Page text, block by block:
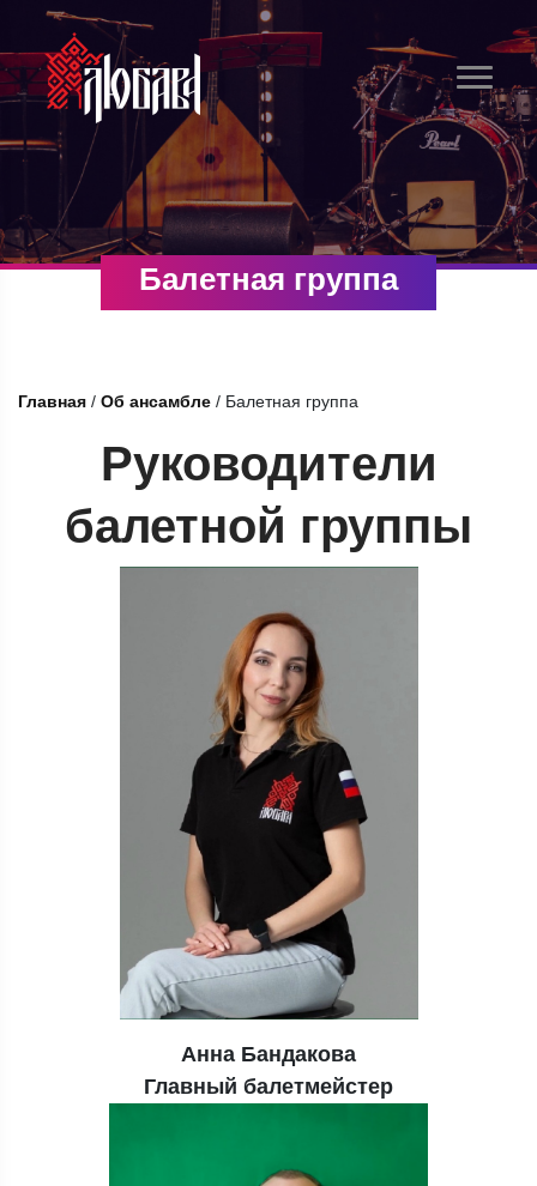
Балетная группа
Главная / Об ансамбле / Балетная группа
Руководители
балетной группы
Анна Бандакова
Главный балетмейстер